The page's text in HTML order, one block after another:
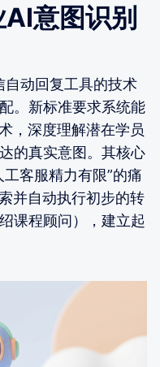
意图识别
动回复工具的技术
。新标准要求系统能
，深度理解潜在学员
的真实意图。其核心
客服精力有限”的痛
并自动执行初步的转
课程顾问），建立起